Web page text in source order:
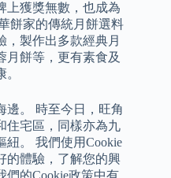
上獲獎無數，也成為
餅家的傳統月餅選料
，製作出多款經典月
月餅等，更有素食及
邊。 時至今日，旺角
住宅區，同樣亦為九
紐。 我們使用Cookie
的體驗，了解您的興
們的Cookie政策中有